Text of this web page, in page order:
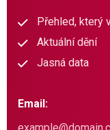
Přehled, který
Aktuální dění
Jasná data
Email: